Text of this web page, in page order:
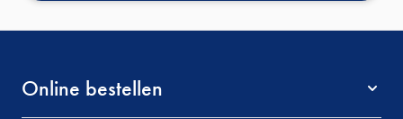
Online bestellen